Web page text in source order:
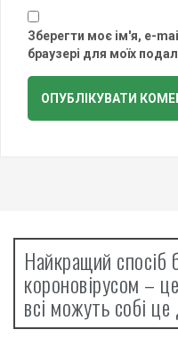
Зберегти моє ім'я, e-
браузері для моїх
Найкращий спосіб
короновірусом –
всі можуть собі